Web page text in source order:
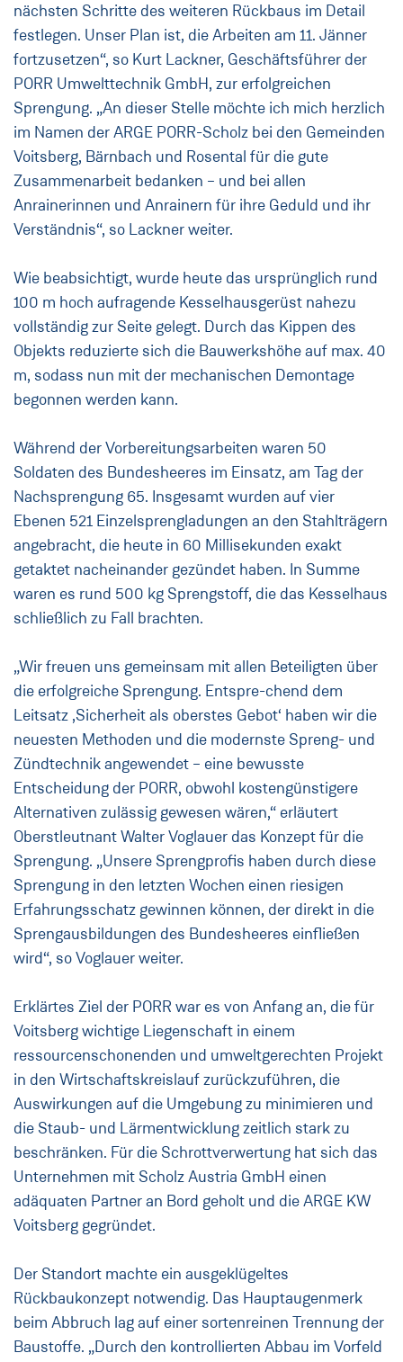
nächsten Schritte des weiteren Rückbaus im Detail
festlegen. Unser Plan ist, die Arbeiten am 11. Jänner
fortzusetzen“, so Kurt Lackner, Geschäftsführer der
PORR Umwelttechnik GmbH, zur erfolgreichen
Sprengung. „An dieser Stelle möchte ich mich herzlich
im Namen der ARGE PORR-Scholz bei den Gemeinden
Voitsberg, Bärnbach und Rosental für die gute
Zusammenarbeit bedanken – und bei allen
Anrainerinnen und Anrainern für ihre Geduld und ihr
Verständnis“, so Lackner weiter.
Wie beabsichtigt, wurde heute das ursprünglich rund
100 m hoch aufragende Kesselhausgerüst nahezu
vollständig zur Seite gelegt. Durch das Kippen des
Objekts reduzierte sich die Bauwerkshöhe auf max. 40
m, sodass nun mit der mechanischen Demontage
begonnen werden kann.
Während der Vorbereitungsarbeiten waren 50
Soldaten des Bundesheeres im Einsatz, am Tag der
Nachsprengung 65. Insgesamt wurden auf vier
Ebenen 521 Einzelsprengladungen an den Stahlträgern
angebracht, die heute in 60 Millisekunden exakt
getaktet nacheinander gezündet haben. In Summe
waren es rund 500 kg Sprengstoff, die das Kesselhaus
schließlich zu Fall brachten.
„Wir freuen uns gemeinsam mit allen Beteiligten über
die erfolgreiche Sprengung. Entspre-chend dem
Leitsatz ,Sicherheit als oberstes Gebot‘ haben wir die
neuesten Methoden und die modernste Spreng- und
Zündtechnik angewendet – eine bewusste
Entscheidung der PORR, obwohl kostengünstigere
Alternativen zulässig gewesen wären,“ erläutert
Oberstleutnant Walter Voglauer das Konzept für die
Sprengung. „Unsere Sprengprofis haben durch diese
Sprengung in den letzten Wochen einen riesigen
Erfahrungsschatz gewinnen können, der direkt in die
Sprengausbildungen des Bundesheeres einfließen
wird“, so Voglauer weiter.
Erklärtes Ziel der PORR war es von Anfang an, die für
Voitsberg wichtige Liegenschaft in einem
ressourcenschonenden und umweltgerechten Projekt
in den Wirtschaftskreislauf zurückzuführen, die
Auswirkungen auf die Umgebung zu minimieren und
die Staub- und Lärmentwicklung zeitlich stark zu
beschränken. Für die Schrottverwertung hat sich das
Unternehmen mit Scholz Austria GmbH einen
adäquaten Partner an Bord geholt und die ARGE KW
Voitsberg gegründet.
Der Standort machte ein ausgeklügeltes
Rückbaukonzept notwendig. Das Hauptaugenmerk
beim Abbruch lag auf einer sortenreinen Trennung der
Baustoffe. „Durch den kontrollierten Abbau im Vorfeld